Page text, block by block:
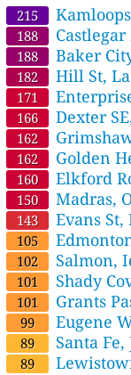
215
188
188 Baker
182 Hill St,
171
166 Dexter
162
162 Golden
160 Elkford
150 Madras,
143 Evans
105
102 Salmon,
101 Shady
101 Grants
99 Eugene
89 Santa Fe,
89